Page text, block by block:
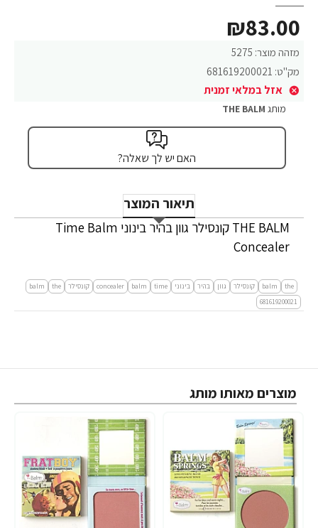
מזהה מוצר: 5275
מק"ט: 681619200021
אזל במלאי זמנית
₪83.00
מותג THE BALM
האם יש לך שאלה?
תיאור המוצר
THE BALM קונסילר גוון בהיר בינוני Time Balm
Concealer
the
balm קונסילר גוון בהיר בינוני time
balm
concealer קונסילר the
balm
681619200021
מוצרים מאותו מותג